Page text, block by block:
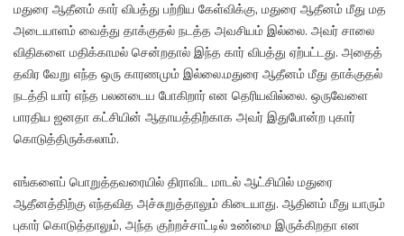
மதுரை ஆதீனம் கார் விபத்து பற்றிய கேள்விக்கு, மதுரை ஆதீனம் மீது மத
அடையாளம் வைத்து தாக்குதல் நடத்த அவசியம் இல்லை. அவர் சாலை
விதிகளை மதிக்காமல் சென்றதால் இந்த கார் விபத்து ஏற்பட்டது. அதைத்
தவிர வேறு எந்த ஒரு காரணமும் இல்லை.மதுரை ஆதீனம் மீது தாக்குதல்
நடத்தி யார் எந்த பலனடைய போகிறார் என தெரியவில்லை. ஒருவேளை
பாரதிய ஜனதா கட்சியின் ஆதாயத்திற்காக அவர் இதுபோன்ற புகார்
கொடுத்திருக்கலாம்.
எங்களைப் பொறுத்தவரையில் திராவிட மாடல் ஆட்சியில் மதுரை
ஆதீனத்திற்கு எந்தவித அச்சுறுத்தாலும் கிடையாது. ஆதினம் மீது யாரும்
புகார் கொடுத்தாலும், அந்த குற்றச்சாட்டில் உண்மை இருக்கிறதா என